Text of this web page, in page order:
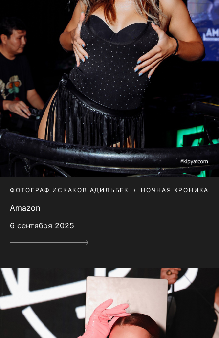
ФОТОГРАФ ИСКАКОВ АДИЛЬБЕК НОЧНАЯ ХРОНИКА
Amazon
6 сентября 2025